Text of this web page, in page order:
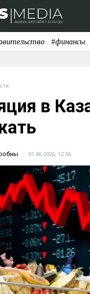
#финансы
в
01.06.2026, 12:56